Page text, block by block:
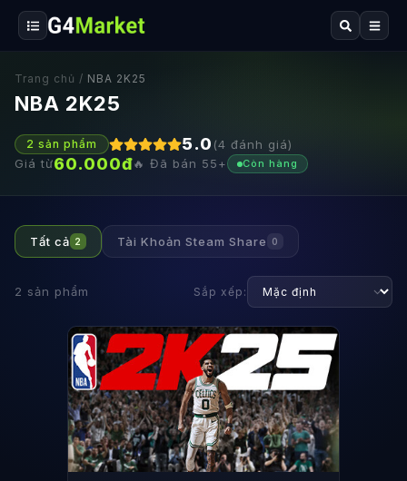
Trang chủ / NBA 2K25
NBA 2K25
2 sản phẩm 5.0 (4 đánh giá)
Giá từ60.000đ🔥 Đã bán 55+ Còn hàng
Tất cả 2 Tài Khoản Steam Share 0
2 sản phẩm Sắp xếp: